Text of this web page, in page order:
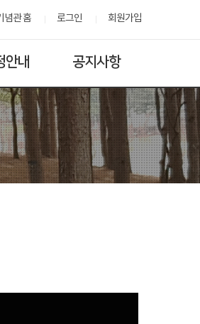
념관 홈 로그인 회원가입
안내 공지사항